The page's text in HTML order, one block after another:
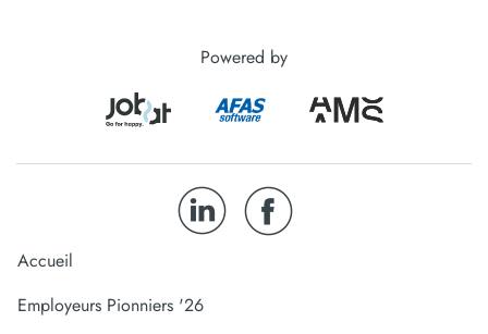
Powered by
Accueil
Employeurs Pionniers '26